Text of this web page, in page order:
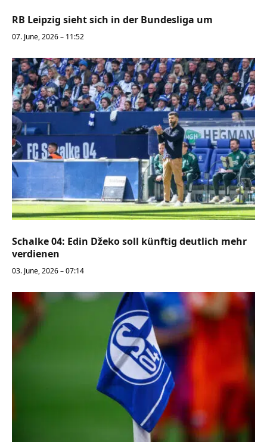
RB Leipzig sieht sich in der Bundesliga um
07. June, 2026 – 11:52
Schalke 04: Edin Džeko soll künftig deutlich mehr
verdienen
03. June, 2026 – 07:14